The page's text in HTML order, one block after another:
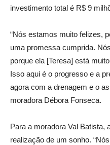
investimento total é R$ 9
“Nós estamos muito felizes,
uma promessa cumprida.
porque ela [Teresa] está
Isso aqui é o progresso e a
agora com a drenagem e o
moradora Débora Fonseca.
Para a moradora Val Batista,
realização de um sonho.